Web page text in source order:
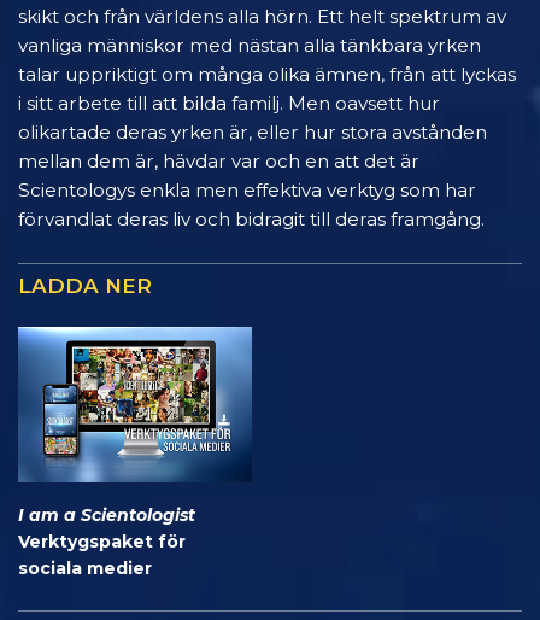
skikt och från världens alla hörn. Ett helt spektrum av
vanliga människor med nästan alla tänkbara yrken
talar uppriktigt om många olika ämnen, från att lyckas
i sitt arbete till att bilda familj. Men oavsett hur
olikartade deras yrken är, eller hur stora avstånden
mellan dem är, hävdar var och en att det är
Scientologys enkla men effektiva verktyg som har
förvandlat deras liv och bidragit till deras framgång.
LADDA NER
I am a Scientologist
Verktygspaket för
sociala medier